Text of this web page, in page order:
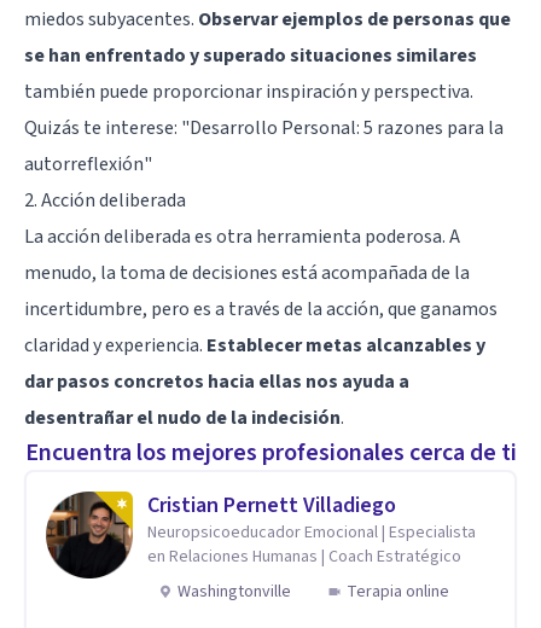
miedos subyacentes. Observar ejemplos de personas que
se han enfrentado y superado situaciones similares
también puede proporcionar inspiración y perspectiva.
Quizás te interese: "Desarrollo Personal: 5 razones para la
autorreflexión"
2. Acción deliberada
La acción deliberada es otra herramienta poderosa. A
menudo, la toma de decisiones está acompañada de la
incertidumbre, pero es a través de la acción, que ganamos
claridad y experiencia. Establecer metas alcanzables y
dar pasos concretos hacia ellas nos ayuda a
desentrañar el nudo de la indecisión.
Encuentra los mejores profesionales cerca de ti
Cristian Pernett Villadiego
Neuropsicoeducador Emocional | Especialista
en Relaciones Humanas | Coach Estratégico
Washingtonville
Terapia online